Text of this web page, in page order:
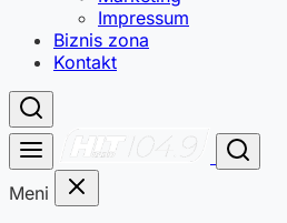
Impressum
Biznis zona
Kontakt
Meni